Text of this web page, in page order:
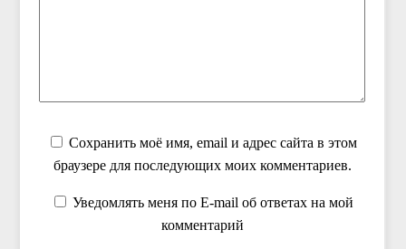
Сохранить моё имя, email и адрес сайта в этом
браузере для последующих моих комментариев.
Уведомлять меня по E-mail об ответах на мой
комментарий